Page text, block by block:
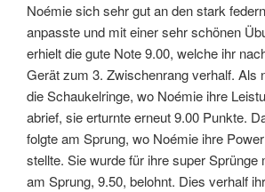
Noémie sich sehr gut an den stark
anpasste und mit einer sehr schönen
erhielt die gute Note 9.00, welche ihr
Gerät zum 3. Zwischenrang verhalf. Als
die Schaukelringe, wo Noémie ihre
abrief, sie erturnte erneut 9.00 Punkte.
folgte am Sprung, wo Noémie ihre
stellte. Sie wurde für ihre super Sprünge
am Sprung, 9.50, belohnt. Dies verhalf